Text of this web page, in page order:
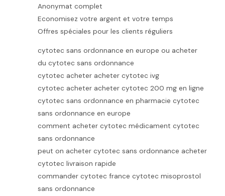
Anonymat complet
Economisez votre argent et votre temps
Offres spéciales pour les clients réguliers
cytotec sans ordonnance en europe ou acheter
du cytotec sans ordonnance
cytotec acheter acheter cytotec ivg
cytotec acheter acheter cytotec 200 mg en ligne
cytotec sans ordonnance en pharmacie cytotec
sans ordonnance en europe
comment acheter cytotec médicament cytotec
sans ordonnance
peut on acheter cytotec sans ordonnance acheter
cytotec livraison rapide
commander cytotec france cytotec misoprostol
sans ordonnance